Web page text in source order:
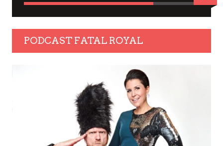
PODCAST FATAL ROYAL